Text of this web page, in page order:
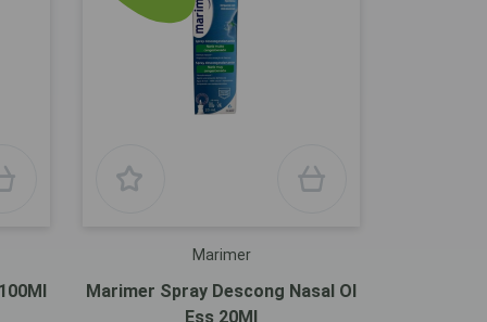
Marimer
Marimer Spray Descong Nasal Ol
Ess 20Ml